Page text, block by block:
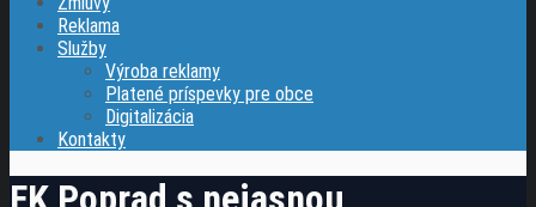
Reklama
Služby
Výroba reklamy
Platené príspevky pre obce
Digitalizácia
Kontakty